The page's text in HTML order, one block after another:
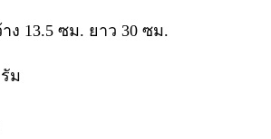
ง 13.5 ซม. ยาว 30 ซม.
ม